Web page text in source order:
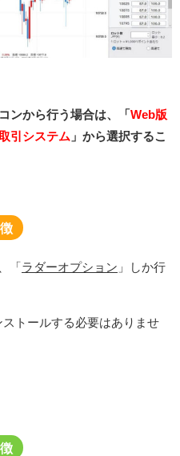
ンから行う場合は、「 Web版
引システム 」から選択するこ
「ラダーオプション 」しか行
トールする必要はありませ